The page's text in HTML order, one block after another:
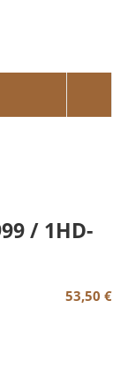
/ 1HD-
53,50€